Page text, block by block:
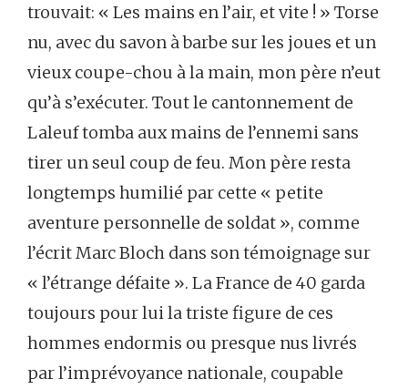
trouvait: « Les mains en l’air, et vite ! » Torse
nu, avec du savon à barbe sur les joues et un
vieux coupe-chou à la main, mon père n’eut
qu’à s’exécuter. Tout le cantonnement de
Laleuf tomba aux mains de l’ennemi sans
tirer un seul coup de feu. Mon père resta
longtemps humilié par cette « petite
aventure personnelle de soldat », comme
l’écrit Marc Bloch dans son témoignage sur
« l’étrange défaite ». La France de 40 garda
toujours pour lui la triste figure de ces
hommes endormis ou presque nus livrés
par l’imprévoyance nationale, coupable